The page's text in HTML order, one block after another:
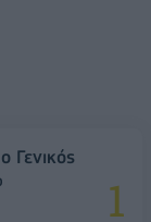
Γενικός